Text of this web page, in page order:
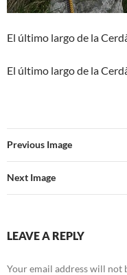
El último largo de la
El último largo de la
Previous Image
Next Image
LEAVE A REPLY
Your email address will not